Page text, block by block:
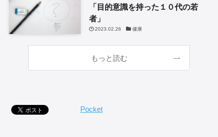
「目的意識を持った１０代の若
者」
2023.02.26 健康
もっと読む
Pocket